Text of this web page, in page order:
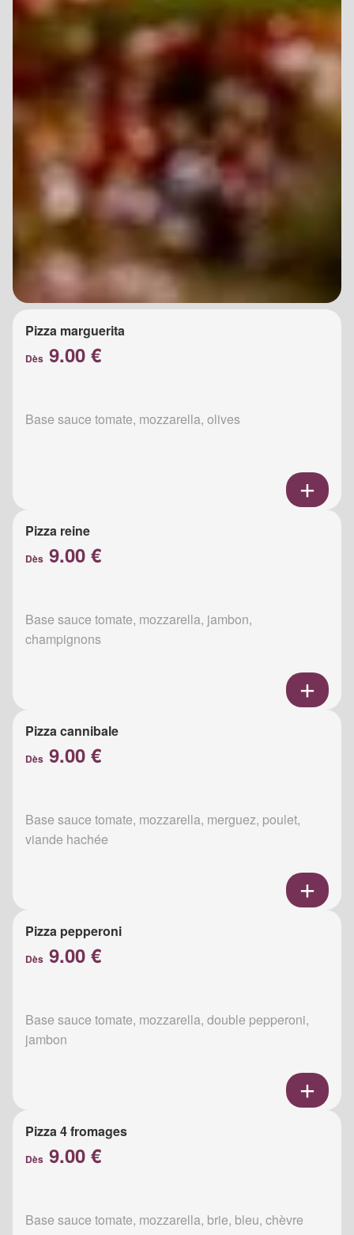
Pizza marguerita
Dès 9.00 €
Base sauce tomate, mozzarella, olives
Pizza reine
Dès 9.00 €
Base sauce tomate, mozzarella, jambon,
champignons
Pizza cannibale
Dès 9.00 €
Base sauce tomate, mozzarella, merguez, poulet,
viande hachée
Pizza pepperoni
Dès 9.00 €
Base sauce tomate, mozzarella, double pepperoni,
jambon
Pizza 4 fromages
Dès 9.00 €
Base sauce tomate, mozzarella, brie, bleu, chèvre